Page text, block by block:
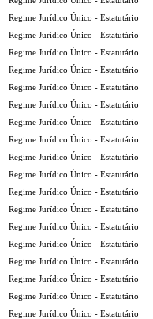
Regime Jurídico Único - Estatutário
Regime Jurídico Único - Estatutário
Regime Jurídico Único - Estatutário
Regime Jurídico Único - Estatutário
Regime Jurídico Único - Estatutário
Regime Jurídico Único - Estatutário
Regime Jurídico Único - Estatutário
Regime Jurídico Único - Estatutário
Regime Jurídico Único - Estatutário
Regime Jurídico Único - Estatutário
Regime Jurídico Único - Estatutário
Regime Jurídico Único - Estatutário
Regime Jurídico Único - Estatutário
Regime Jurídico Único - Estatutário
Regime Jurídico Único - Estatutário
Regime Jurídico Único - Estatutário
Regime Jurídico Único - Estatutário
Regime Jurídico Único - Estatutário